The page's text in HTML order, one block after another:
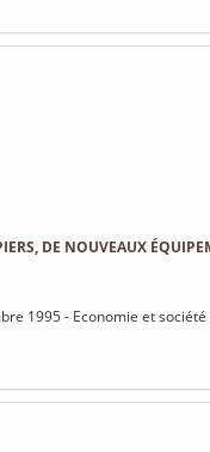
DE NOUVEAUX
1995 - Economie et